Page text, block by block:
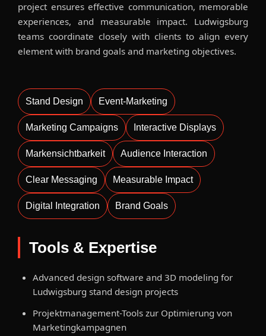
project ensures effective communication, memorable
experiences, and measurable impact. Ludwigsburg
teams coordinate closely with clients to align every
element with brand goals and marketing objectives.
Stand Design Event-Marketing
Marketing Campaigns Interactive Displays
Markensichtbarkeit Audience Interaction
Clear Messaging Measurable Impact
Digital Integration Brand Goals
Tools & Expertise
Advanced design software and 3D modeling for
Ludwigsburg stand design projects
Projektmanagement-Tools zur Optimierung von
Marketingkampagnen